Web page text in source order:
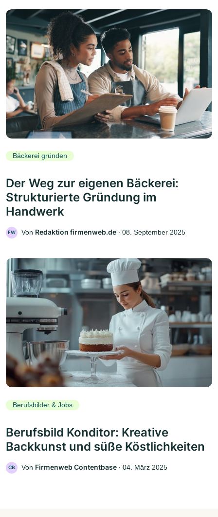
Bäckerei gründen
Der Weg zur eigenen Bäckerei:
Strukturierte Gründung im
Handwerk
FW Von Redaktion firmenweb.de ‧ 08. September 2025
Berufsbilder & Jobs
Berufsbild Konditor: Kreative
Backkunst und süße Köstlichkeiten
CB Von Firmenweb Contentbase ‧ 04. März 2025